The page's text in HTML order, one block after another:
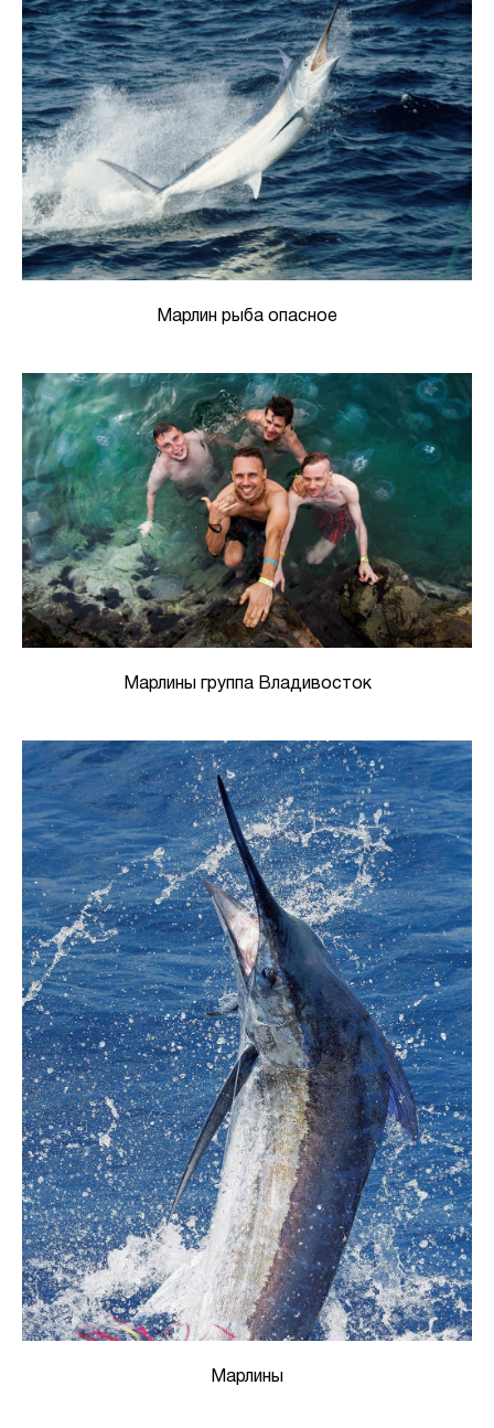
Марлин рыба опасное
Марлины группа Владивосток
Марлины